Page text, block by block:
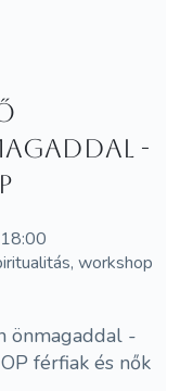
-
workshop
önmagaddal -
férfiak és nők